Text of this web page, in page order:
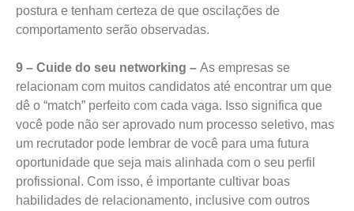
postura e tenham certeza de que oscilações de
comportamento serão observadas.
9 – Cuide do seu networking – As empresas se
relacionam com muitos candidatos até encontrar um que
dê o “match” perfeito com cada vaga. Isso significa que
você pode não ser aprovado num processo seletivo, mas
um recrutador pode lembrar de você para uma futura
oportunidade que seja mais alinhada com o seu perfil
profissional. Com isso, é importante cultivar boas
habilidades de relacionamento, inclusive com outros